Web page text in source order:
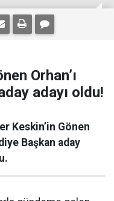
Orhan’ı
adayı oldu!
Keskin’in Gönen
Başkan aday